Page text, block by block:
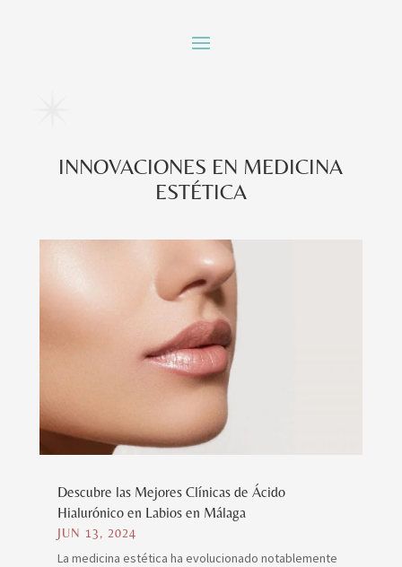
INNOVACIONES EN MEDICINA
ESTÉTICA
Descubre las Mejores Clínicas de Ácido
Hialurónico en Labios en Málaga
JUN 13, 2024
La medicina estética ha evolucionado notablemente